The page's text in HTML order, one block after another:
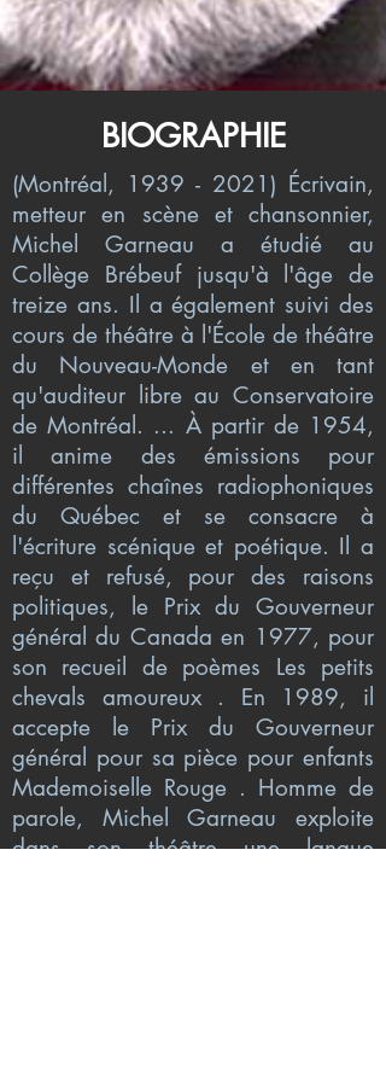
BIOGRAPHIE
(Montréal, 1939 - 2021) Écrivain,
metteur en scène et chansonnier,
Michel Garneau a étudié au
Collège Brébeuf jusqu'à l'âge de
treize ans. Il a également suivi des
cours de théâtre à l'École de théâtre
du Nouveau-Monde et en tant
qu'auditeur libre au Conservatoire
de Montréal. ... À partir de 1954,
il anime des émissions pour
différentes chaînes radiophoniques
du Québec et se consacre à
l'écriture scénique et poétique. Il a
reçu et refusé, pour des raisons
politiques, le Prix du Gouverneur
général du Canada en 1977, pour
son recueil de poèmes Les petits
chevals amoureux . En 1989, il
accepte le Prix du Gouverneur
général pour sa pièce pour enfants
Mademoiselle Rouge . Homme de
parole, Michel Garneau exploite
dans son théâtre une langue